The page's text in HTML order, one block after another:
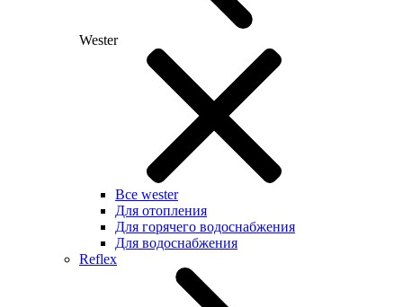
Wester
Все wester
Для отопления
Для горячего водоснабжения
Для водоснабжения
Reflex